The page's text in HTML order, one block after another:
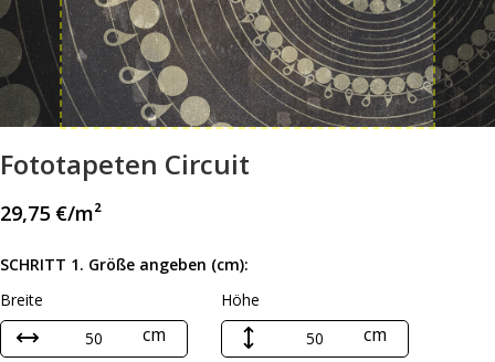
Fototapeten Circuit
29,75 €/m²
SCHRITT 1. Größe angeben (cm):
Breite
cm
Höhe
cm